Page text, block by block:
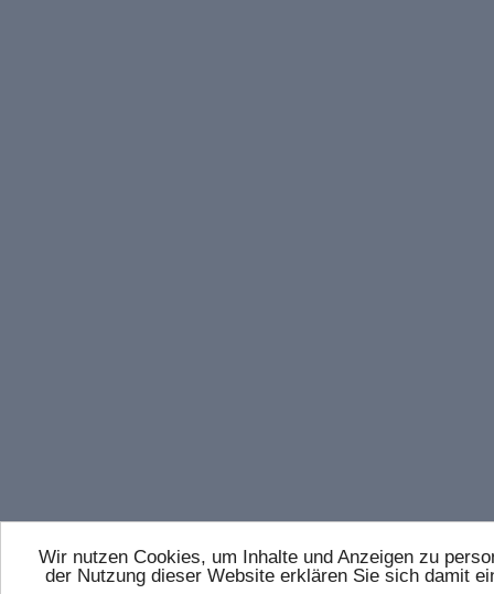
Wir nutzen Cookies, um Inhalte und Anzeigen zu
der Nutzung dieser Website erklären Sie sich damit